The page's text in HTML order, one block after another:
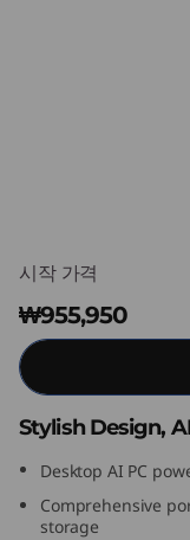
1
0
n
시작 가격
₩955,950
Stylish Design,
Desktop AI PC
Comprehensive
storage